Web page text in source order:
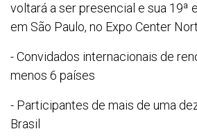
voltará a ser presencial e sua 19ª
em São Paulo, no Expo Center
- Convidados internacionais de
menos 6 países
- Participantes de mais de uma
Brasil